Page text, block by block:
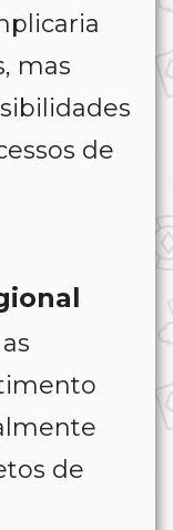
mas
de
de